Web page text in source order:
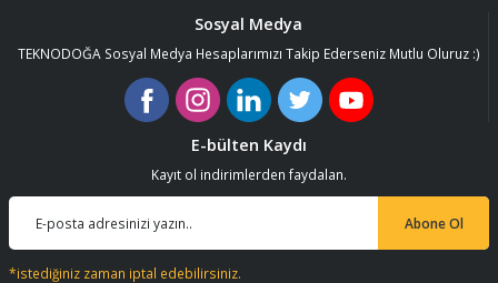
Sosyal Medya
TEKNODOĞA Sosyal Medya Hesaplarımızı Takip Ederseniz Mutlu Oluruz :)
E-bülten Kaydı
Kayıt ol indirimlerden faydalan.
Abone Ol
*istediğiniz zaman iptal edebilirsiniz.